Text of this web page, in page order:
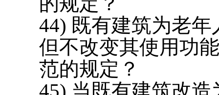
44) 既有建筑为老
但不改变其使用功
范的规定？